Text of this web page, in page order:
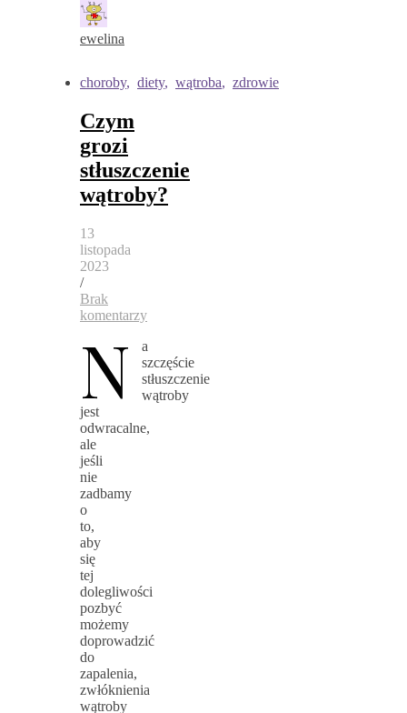
ewelina
choroby, diety, wątroba, zdrowie
Czym
grozi
stłuszczenie
wątroby?
13
listopada
2023
/
Brak
komentarzy
N
a
szczęście
stłuszczenie
wątroby
jest
odwracalne,
ale
jeśli
nie
zadbamy
o
to,
aby
się
tej
dolegliwości
pozbyć
możemy
doprowadzić
do
zapalenia,
zwłóknienia
wątroby